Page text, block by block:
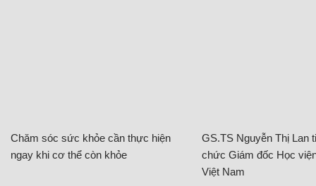
Chăm sóc sức khỏe cần thực hiện
ngay khi cơ thể còn khỏe
GS.TS Nguyễn Thị Lan
chức Giám đốc Học
Việt Nam